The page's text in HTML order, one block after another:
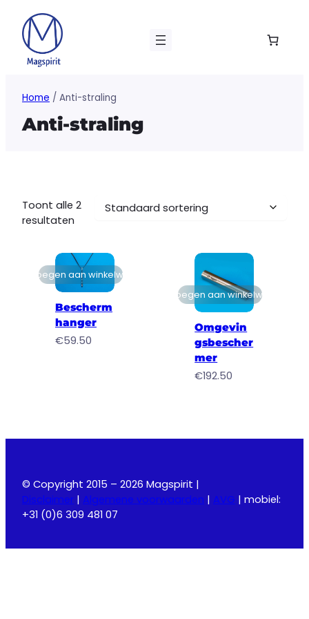
naar
inhoud
Home / Anti-straling
Anti-straling
Toont alle 2
resultaten
Toevoegen aan winkelwagen
Bescherm
hanger
€59.50
Toevoegen aan winkelwagen
Omgevin
gsbescher
mer
€192.50
© Copyright 2015 – 2026 Magspirit |
Disclaimer | Algemene voorwaarden | AVG | mobiel:
+31 (0)6 309 481 07